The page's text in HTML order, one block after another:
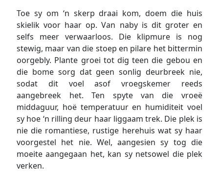
Toe sy om ‘n skerp draai kom, doem die huis
skielik voor haar op. Van naby is dit groter en
selfs meer verwaarloos. Die klipmure is nog
stewig, maar van die stoep en pilare het bittermin
oorgebly. Plante groei tot dig teen die gebou en
die bome sorg dat geen sonlig deurbreek nie,
sodat dit voel asof vroegskemer reeds
aangebreek het. Ten spyte van die vroeë
middaguur, hoë temperatuur en humiditeit voel
sy hoe ‘n rilling deur haar liggaam trek. Die plek is
nie die romantiese, rustige herehuis wat sy haar
voorgestel het nie. Wel, aangesien sy tog die
moeite aangegaan het, kan sy netsowel die plek
verken.